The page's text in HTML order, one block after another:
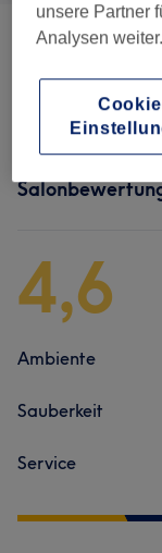
Energiearbeit &
4,6
Ambiente
Sauberkeit
Service
unsere Partner
Analysen weiter.